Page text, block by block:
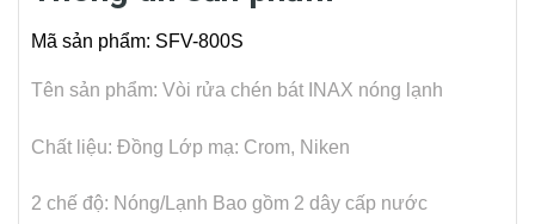
Mã sản phẩm: SFV-800S
Tên sản phẩm: Vòi rửa chén bát INAX nóng lạnh
Chất liệu: Đồng Lớp mạ: Crom, Niken
2 chế độ: Nóng/Lạnh Bao gồm 2 dây cấp nước